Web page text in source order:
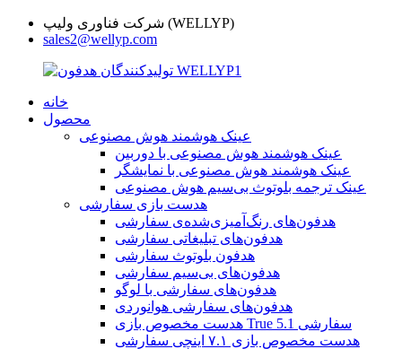
شرکت فناوری ولیپ (WELLYP)
sales2@wellyp.com
خانه
محصول
عینک هوشمند هوش مصنوعی
عینک هوشمند هوش مصنوعی با دوربین
عینک هوشمند هوش مصنوعی با نمایشگر
عینک ترجمه بلوتوث بی‌سیم هوش مصنوعی
هدست بازی سفارشی
هدفون‌های رنگ‌آمیزی‌شده‌ی سفارشی
هدفون‌های تبلیغاتی سفارشی
هدفون بلوتوث سفارشی
هدفون‌های بی‌سیم سفارشی
هدفون‌های سفارشی با لوگو
هدفون‌های سفارشی هوانوردی
هدست مخصوص بازی True 5.1 سفارشی
هدست مخصوص بازی ۷.۱ اینچی سفارشی